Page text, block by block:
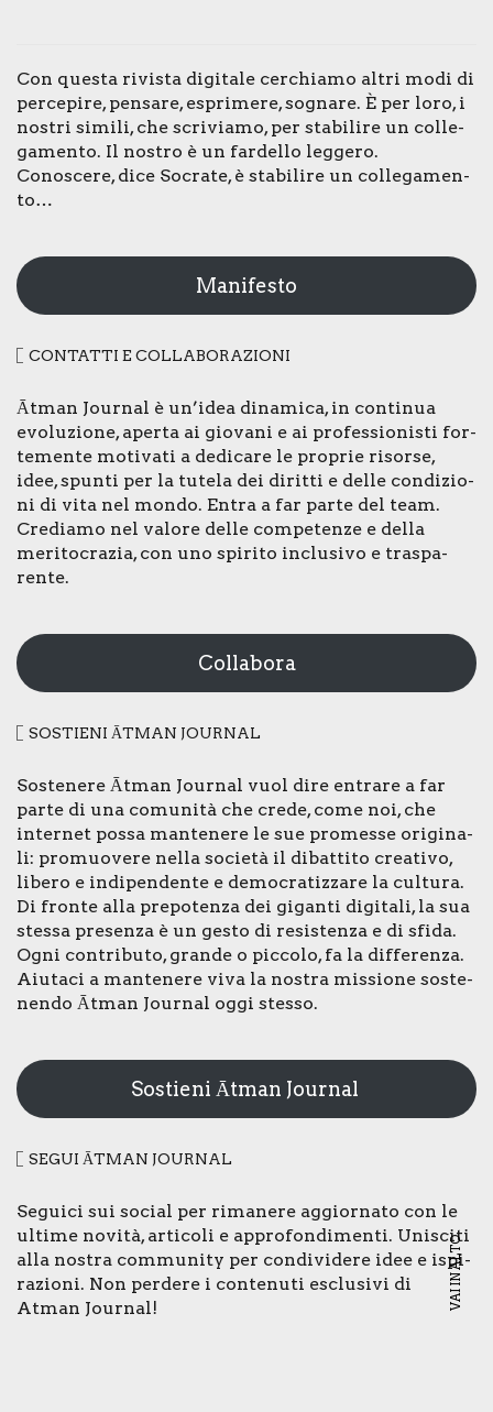
Con que­sta rivi­sta digi­ta­le cer­chia­mo altri modi di
per­ce­pi­re, pen­sa­re, espri­me­re, sogna­re. È per loro, i
nostri simi­li, che scri­via­mo, per sta­bi­li­re un col­le­
ga­men­to. Il nostro è un far­del­lo leg­ge­ro.
Cono­sce­re, dice Socra­te, è sta­bi­li­re un col­le­ga­men­
to…
Manifesto
CON­TAT­TI E COL­LA­BO­RA­ZIO­NI
Ātman Jour­nal è un’idea dina­mi­ca, in con­ti­nua
evo­lu­zio­ne, aper­ta ai gio­va­ni e ai pro­fes­sio­ni­sti for­
te­men­te moti­va­ti a dedi­ca­re le pro­prie risor­se,
idee, spun­ti per la tute­la dei dirit­ti e del­le con­di­zio­
ni di vita nel mon­do. Entra a far par­te del team.
Cre­dia­mo nel valo­re del­le com­pe­ten­ze e del­la
meri­to­cra­zia, con uno spi­ri­to inclu­si­vo e tra­spa­
ren­te.
Collabora
SOSTIE­NI ĀTMAN JOUR­NAL
Soste­ne­re Ātman Jour­nal vuol dire entra­re a far
par­te di una comu­ni­tà che cre­de, come noi, che
inter­net pos­sa man­te­ne­re le sue pro­mes­se ori­gi­na­
li: pro­muo­ve­re nel­la socie­tà il dibat­ti­to crea­ti­vo,
libe­ro e indi­pen­den­te e demo­cra­tiz­za­re la cul­tu­ra.
Di fron­te alla pre­po­ten­za dei gigan­ti digi­ta­li, la sua
stes­sa pre­sen­za è un gesto di resi­sten­za e di sfi­da.
Ogni con­tri­bu­to, gran­de o pic­co­lo, fa la dif­fe­ren­za.
Aiu­ta­ci a man­te­ne­re viva la nostra mis­sio­ne soste­
nen­do Ātman Jour­nal oggi stes­so.
Sostieni Ātman Journal
SEGUI ĀTMAN JOUR­NAL
Segui­ci sui social per rima­ne­re aggior­na­to con le
ulti­me novi­tà, arti­co­li e appro­fon­di­men­ti. Uni­sci­ti
alla nostra com­mu­ni­ty per con­di­vi­de­re idee e ispi­
ra­zio­ni. Non per­de­re i con­te­nu­ti esclu­si­vi di
Atman Jour­nal!
VAI IN ALTO